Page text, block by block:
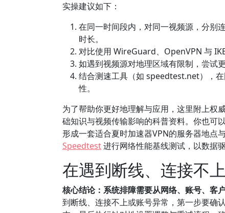
实操建议如下：
在同一时间段内，对同一视频源，分别
时长。
对比使用 WireGuard、OpenVPN 与
如遇到视频源对地理区域有限制，尝试
结合测速工具（如 speedtest.net），
性。
为了帮助你更好地理解与应用，这里附上权
础知识与视频传输影响的科普资料。你也可
形成一套适合夏时加速器VPN的服务器地点
Speedtest进行网络性能基线测试，以数据驱
在遇到断线、连接不
核心结论：系统排障需要从网络、账号、客
到断线、连接不上或账号异常，第一步要确